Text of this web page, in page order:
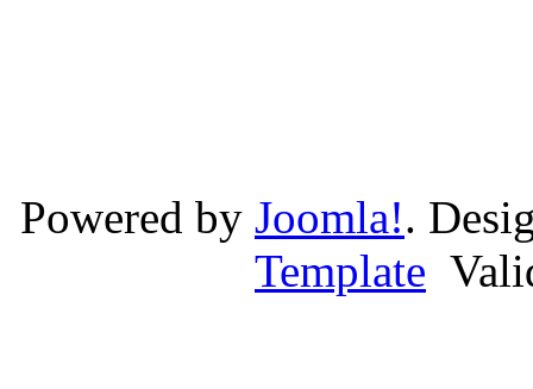
Powered by Joomla!.
Template